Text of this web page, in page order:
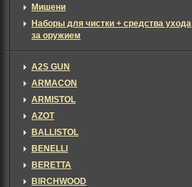
Мишени
Наборы для чистки + средства ухода
за оружием
A2S GUN
ARMACON
ARMISTOL
AZOT
BALLISTOL
BENELLI
BERETTA
BIRCHWOOD